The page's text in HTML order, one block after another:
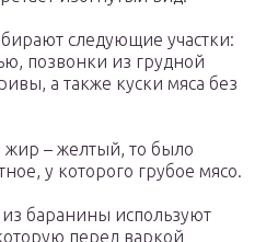
следующие участки:
позвонки из грудной
а также куски мяса без
жир – желтый, то было
у которого грубое мясо.
баранины используют
перед варкой